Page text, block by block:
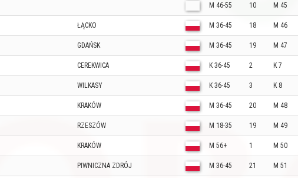
M 46-55 10 M 45
ŁĄCKO M 36-45 18 M 46
GDAŃSK M 36-45 19 M 47
CEREKWICA K 36-45 2 K 7
WILKASY K 36-45 3 K 8
KRAKÓW M 36-45 20 M 48
RZESZÓW M 18-35 19 M 49
KRAKÓW M 56+ 1 M 50
PIWNICZNA ZDRÓJ M 36-45 21 M 51